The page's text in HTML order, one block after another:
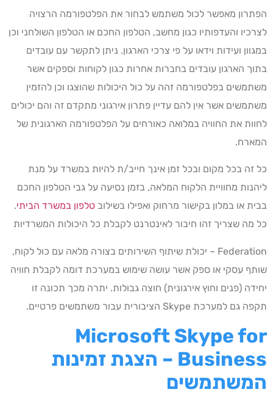
הפתרון מאפשר לכול משתמש לבחור את הפלטפורמה הרצויה
לצרכיו והעדפותיו כגון מחשב, הטלפון החכם או הטלפון השולחני וכן
במגוון ועידות וידאו על פי צרכי הארגון. ניתן לתקשר עם עובדים
בתוך הארגון עובדים בחברות אחרות כגון לקוחות וספקים אשר
משתמשים בפלטפורמה זהה על כול היכולות שהוצגו וכן להזמין
משתמשים אשר אין להם עדיין פתרון אירגוני מתקדם זה והם יכולים
לחוות את החוויה במלואה כאורחים על הפלטפורמה הארגונית של
המארח.
כל זה בכל מקום ובכל זמן אינך חייב/ת להיות במשרד על מנת
ליהנות מחוויית הלקוח המלאה, בזמן נסיעה על גבי הטלפון החכם
בבית או במלון בקישור מרחוק ואפילו בשילוב טלפון במשרד הביתי.
כל מה שצריך זהו חיבור לאינטרנט לקבלת כל היכולות המשרדיות
Federation – יכולת שיתוף השירותים בצורה מלאה עם כול לקוח,
שותף עסקי או ספק אשר עושה שימוש במערכת דומה לקבלת חוויה
יחידה (פנים וחוץ אירגונית) חוצה גבולות. יתרה מכך תכונה זו
תקפה גם למערכת Skype הציבורית עבור משתמשים פרטיים.
Microsoft Skype for
Business – הצגת זמינות
המשתמשים